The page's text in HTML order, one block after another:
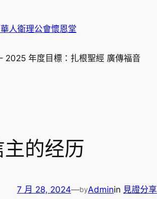
人衛理公會懷恩堂
2025 年度目標：扎根聖經 廣傳福音
的经历
7 月 28, 2024—byAdminin 見證分享